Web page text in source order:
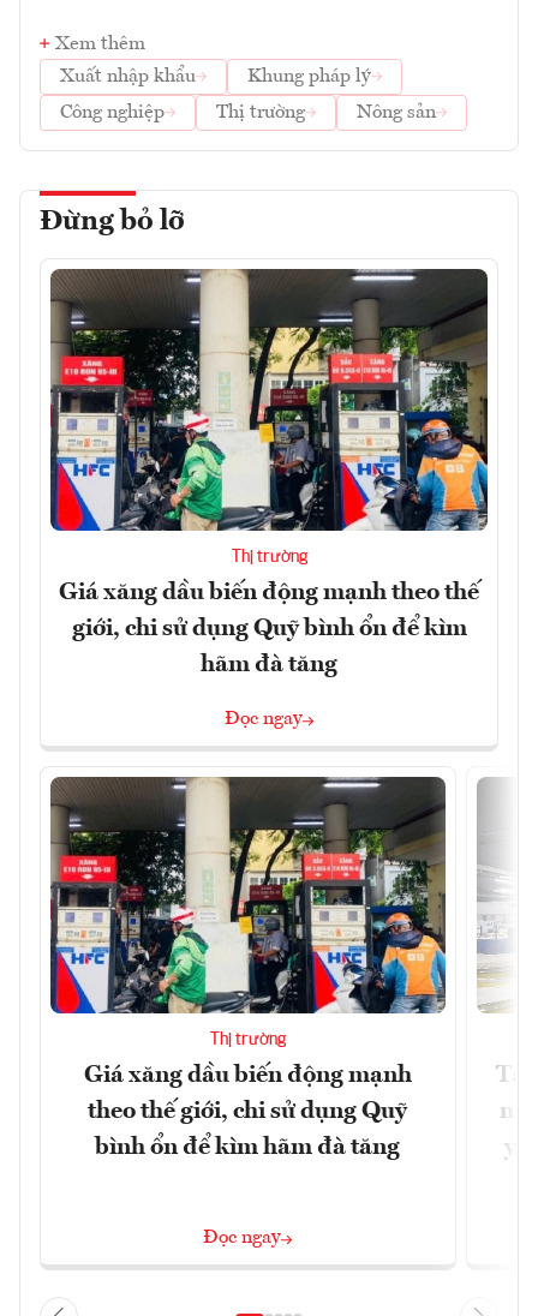
Xem thêm
Xuất nhập khẩu
Khung pháp lý
Công nghiệp
Thị trường Nông sản
Đừng bỏ lỡ
Thị trường
Giá xăng dầu biến động mạnh theo thế
giới, chi sử dụng Quỹ bình ổn để kìm
hãm đà tăng
Đọc ngay
Thị trường
Giá xăng dầu biến động mạnh
theo thế giới, chi sử dụng Quỹ
bình ổn để kìm hãm đà tăng
Đọc ngay